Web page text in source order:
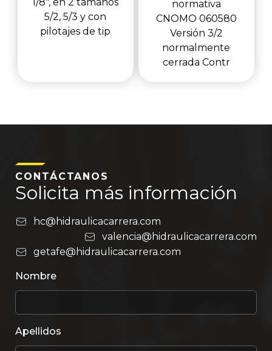
5/2, 5/3 y con
pilotajes de tip
normativa
CNOMO 060580
Versión 3/2
normalmente
cerrada Contr
CONTÁCTANOS
Solicita más información
hc@hidraulicacarrera.com
valencia@hidraulicacarrera.com
getafe@hidraulicacarrera.com
Nombre
Apellidos